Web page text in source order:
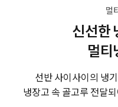
멀
신선한
멀티
선반 사이사이의 냉
냉장고 속 골고루 전달